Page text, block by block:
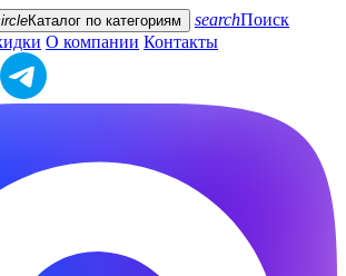
Каталог по категориям searchПоиск
О компании Контакты